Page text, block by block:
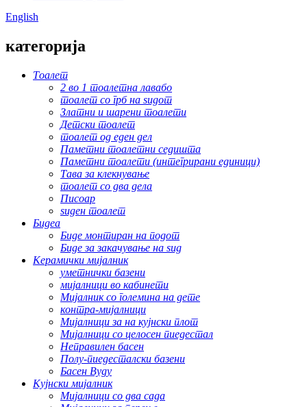
English
категорија
Тоалет
2 во 1 тоалетна лавабо
тоалет со грб на ѕидот
Златни и шарени тоалети
Детски тоалет
тоалет од еден дел
Паметни тоалетни седишта
Паметни тоалети (интегрирани единици)
Тава за клекнување
тоалет со два дела
Писоар
ѕиден тоалет
Бидеа
Биде монтиран на подот
Биде за закачување на ѕид
Керамички мијалник
уметнички базени
мијалници во кабинети
Мијалник со големина на дете
контра-мијалници
Мијалници за на кујнски плот
Мијалници со целосен пиедестал
Неправилен басен
Полу-пиедесталски базени
Басен Вуду
Кујнски мијалник
Мијалници со два сада